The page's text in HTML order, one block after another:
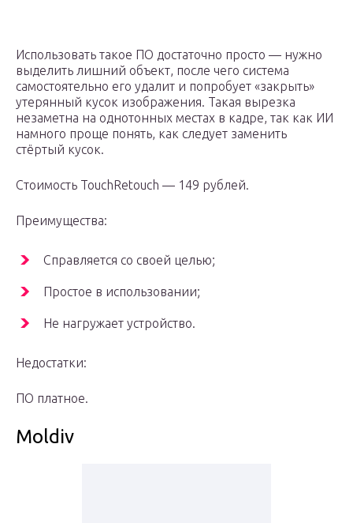
Использовать такое ПО достаточно просто — нужно
выделить лишний объект, после чего система
самостоятельно его удалит и попробует «закрыть»
утерянный кусок изображения. Такая вырезка
незаметна на однотонных местах в кадре, так как ИИ
намного проще понять, как следует заменить
стёртый кусок.
Стоимость TouchRetouch — 149 рублей.
Преимущества:
Справляется со своей целью;
Простое в использовании;
Не нагружает устройство.
Недостатки:
ПО платное.
Moldiv